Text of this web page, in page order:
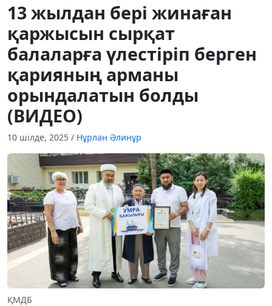
13 жылдан бері жинаған
қаржысын сырқат
балаларға үлестіріп берген
қарияның арманы
орындалатын болды
(ВИДЕО)
10 шілде, 2025 / Нұрлан Әлинұр
ҚМДБ